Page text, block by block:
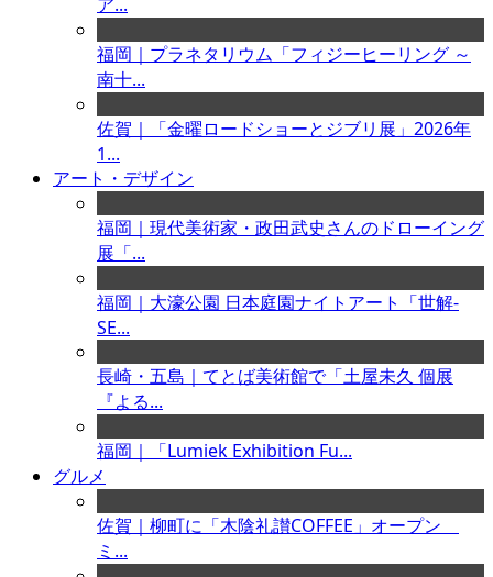
福岡｜プラネタリウム「フィジーヒーリング ～
南十...
佐賀｜「金曜ロードショーとジブリ展」2026年
1...
アート・デザイン
福岡｜現代美術家・政田武史さんのドローイング
展「...
福岡｜大濠公園 日本庭園ナイトアート「世解-
SE...
長崎・五島｜てとば美術館で「土屋未久 個展
『よる...
福岡｜「Lumiek Exhibition Fu...
グルメ
佐賀｜柳町に「木陰礼讃COFFEE」オープン
ミ...